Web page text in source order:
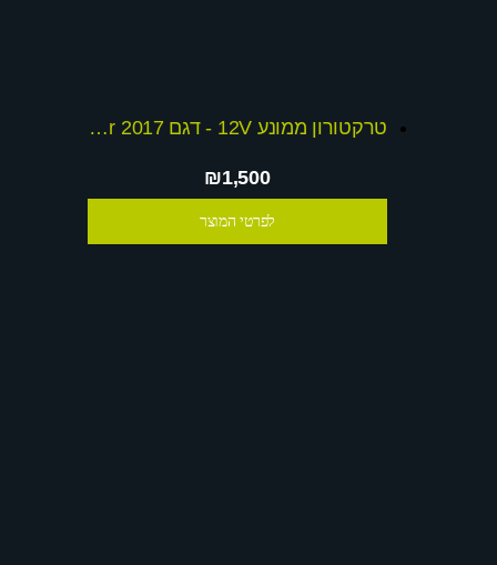
טרקטורון ממונע 12V - דגם gladiator 2017
₪1,500
לפרטי המוצר